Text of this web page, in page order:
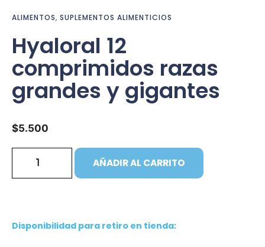
ALIMENTOS, SUPLEMENTOS ALIMENTICIOS
Hyaloral 12
comprimidos razas
grandes y gigantes
$5.500
AÑADIR AL CARRITO
Disponibilidad para retiro en tienda: